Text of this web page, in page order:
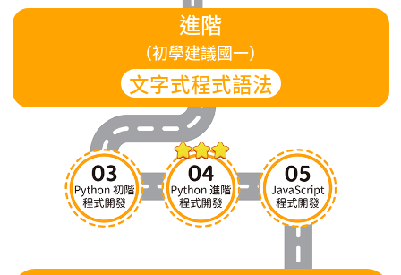
進階
（初學建議國一）
文字式程式語法